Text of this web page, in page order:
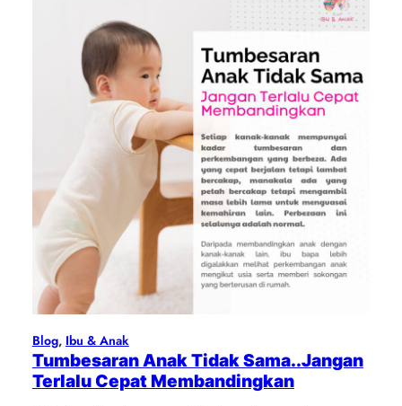
Blog, Ibu & Anak
Tumbesaran Anak Tidak Sama..Jangan
Terlalu Cepat Membandingkan